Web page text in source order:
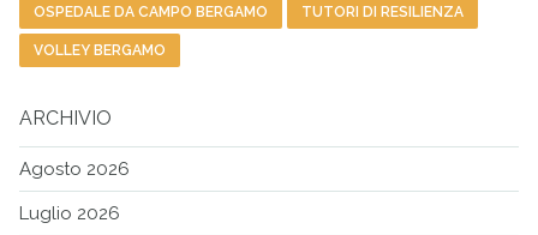
OSPEDALE DA CAMPO BERGAMO TUTORI DI RESILIENZA
VOLLEY BERGAMO
ARCHIVIO
Agosto 2026
Luglio 2026